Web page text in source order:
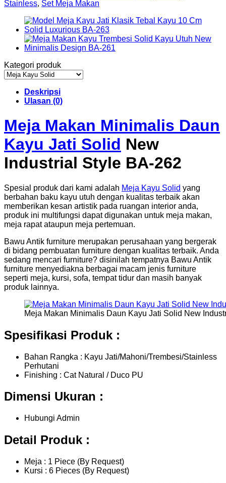
Stainless, Set Meja Makan
Kategori produk
Deskripsi
Ulasan (0)
Meja Makan Minimalis Daun
Kayu Jati Solid New
Industrial Style BA-262
Spesial produk dari kami adalah Meja Kayu Solid yang
berbahan baku kayu utuh dengan kualitas terbaik akan
memberikan kesan artistik pada ruangan interior anda,
produk ini multifungsi dapat digunakan untuk meja makan,
meja rapat ataupun meja pertemuan.
Bawu Antik furniture merupakan perusahaan yang bergerak
di bidang pembuatan furniture dengan kualitas terbaik. Anda
sedang mencari furniture? disinilah tempatnya Bawu Antik
furniture menyediakna berbagai macam jenis furniture
seperti meja, kursi, sofa, tempat tidur dan masih banyak
produk lainnya.
Meja Makan Minimalis Daun Kayu Jati Solid New
Spesifikasi Produk :
Bahan Rangka : Kayu Jati/Mahoni/Trembesi/Stainless
Perhutani
Finishing : Cat Natural / Duco PU
Dimensi Ukuran :
Hubungi Admin
Detail Produk :
Meja : 1 Piece (By Request)
Kursi : 6 Pieces (By Request)